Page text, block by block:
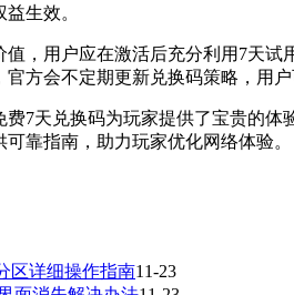
生效。
值，用户应在激活后充分利用7天
官方会不定期更新兑换码策略，用
费7天兑换码为玩家提供了宝贵的
靠指南，助力玩家优化网络体验。
区详细操作指南11-23